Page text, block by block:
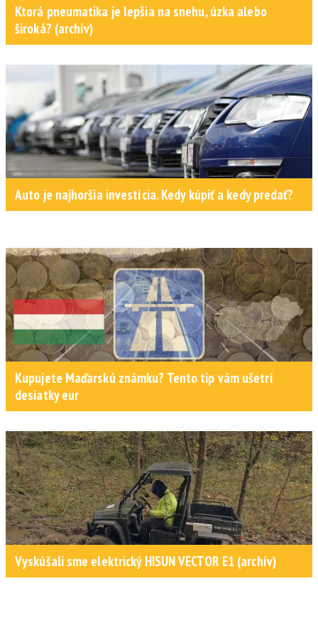
Ktorá pneumatika je lepšia na snehu, úzka alebo
široká? (archív)
Auto je najhoršia investícia. Kedy kúpiť a kedy predať?
Kupujete Maďarskú známku? Tento tip vám ušetrí
desiatky eur
Vyskúšali sme elektrický HISUN VECTOR E1 (archív)